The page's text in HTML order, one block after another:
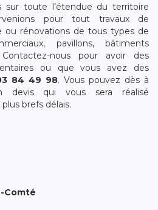
sur toute l’étendue du territoire
pour tout travaux de
ou rénovations de tous types de
pavillons, bâtiments
nous pour avoir des
ou que vous avez des
84 49 98. Vous pouvez dès à
devis qui vous sera réalisé
brefs délais.
Comté